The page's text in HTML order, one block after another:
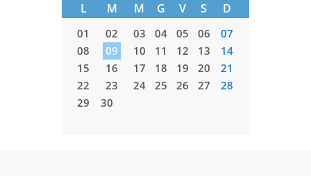
L M M G V S D
01 02 03 04 05 06
07
08
09 10 11 12 13
14
15
16 17 18 19 20
21
22
23 24 25 26 27
28
29
30